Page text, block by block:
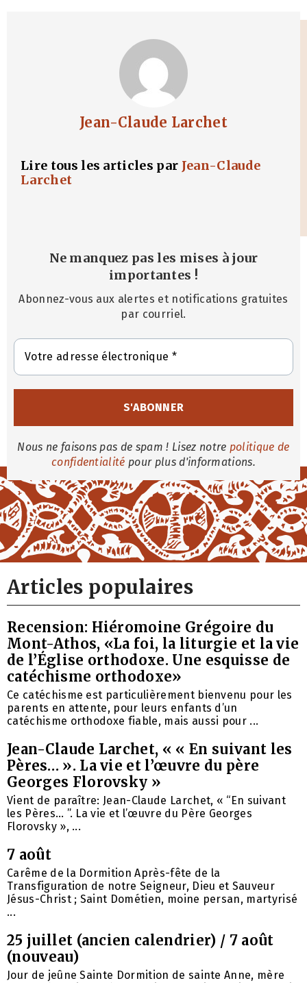
Jean-Claude Larchet
Lire tous les articles par Jean-Claude
Larchet
Ne manquez pas les mises à jour
importantes !
Abonnez-vous aux alertes et notifications gratuites
par courriel.
Nous ne faisons pas de spam ! Lisez notre politique de
confidentialité pour plus d'informations.
Articles populaires
Recension: Hiéromoine Grégoire du
Mont-Athos, «La foi, la liturgie et la vie
de l’Église orthodoxe. Une esquisse de
catéchisme orthodoxe»
Ce catéchisme est particulièrement bienvenu pour les
parents en attente, pour leurs enfants d’un
catéchisme orthodoxe fiable, mais aussi pour ...
Jean-Claude Larchet, « « En suivant les
Pères… ». La vie et l’œuvre du père
Georges Florovsky »
Vient de paraître: Jean-Claude Larchet, « “En suivant
les Pères… ”. La vie et l’œuvre du Père Georges
Florovsky », ...
7 août
Carême de la Dormition Après-fête de la
Transfiguration de notre Seigneur, Dieu et Sauveur
Jésus-Christ ; Saint Dométien, moine persan, martyrisé
...
25 juillet (ancien calendrier) / 7 août
(nouveau)
Jour de jeûne Sainte Dormition de sainte Anne, mère